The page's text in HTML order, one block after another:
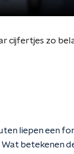
cijfertjes zo
liepen een
betekenen